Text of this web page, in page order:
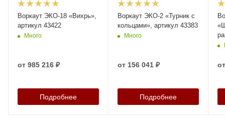
Воркаут ЭКО-18 «Вихрь»,
артикул 43422
Много
от 985 216 ₽
Подробнее
Воркаут ЭКО-2 «Турник с
кольцами», артикул 43383
Много
от 156 041 ₽
Подробнее